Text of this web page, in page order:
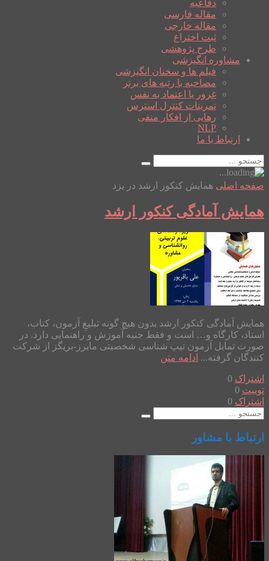
دفاعیه
مقاله فارسی
مقاله خارجی
ثبت اختراع
طرح پژوهشی
مشاوره انگیزشی
فیلم ها و سخنان انگیزشی
مصاحبه با رتبه های برتر
غرور یا اعتماد به نفس
تمرینات کنترل استرس
رهایی از افکار منفی
NLP
ارتباط با ما
صفحه اصلی همایش کنکور ارشد در یزد
همایش آمادگی کنکور ارشد
همایش آمادگی کنکور ارشد بدون هیچ گونه تبلیغِ آزمون، کتاب،
استاد، کارگاه و… است و فقط جنبه آموزش و راهنمایی دارد. در
صورت تمایل آزمون تیپ شناسی شخصیتی مایرز-بریگز از شرکت
کنندگان گرفته... ادامه متن
اشتراک 0
توییت 0
اشتراک 0
ارتباط با مشاور